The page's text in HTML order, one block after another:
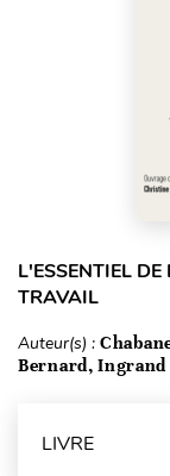
L'ESSENTIEL
TRAVAIL
Auteur(s) :
Bernard,
LIVRE